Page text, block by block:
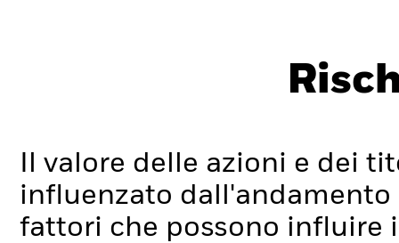
Il valore delle azioni e dei
influenzato
fattori che possono influire